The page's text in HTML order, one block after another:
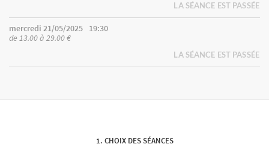
LA SÉANCE EST PASSÉE
mercredi 21/05/2025
19:30
de 13.00 à 29.00 €
LA SÉANCE EST PASSÉE
CHOIX DES SÉANCES